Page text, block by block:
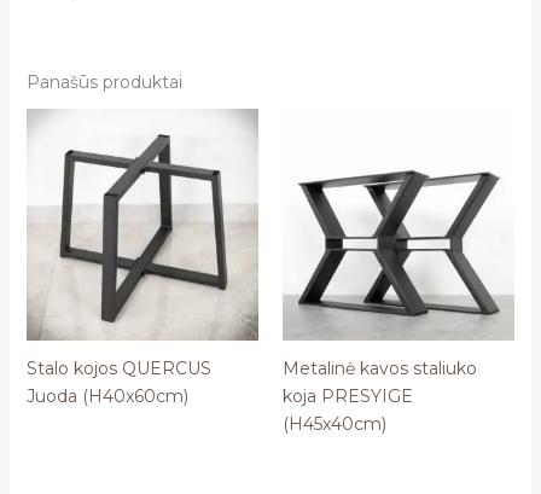
Panašūs produktai
Stalo kojos QUERCUS
Juoda (H40x60cm)
Metalinė kavos staliuko
koja PRESYIGE
(H45x40cm)